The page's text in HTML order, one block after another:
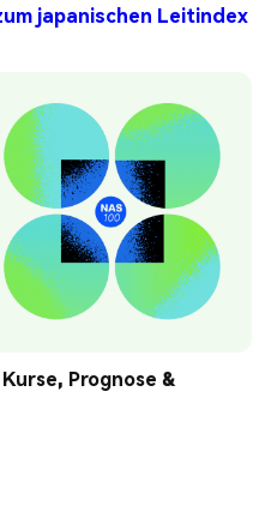
japanischen Leitindex
Prognose &